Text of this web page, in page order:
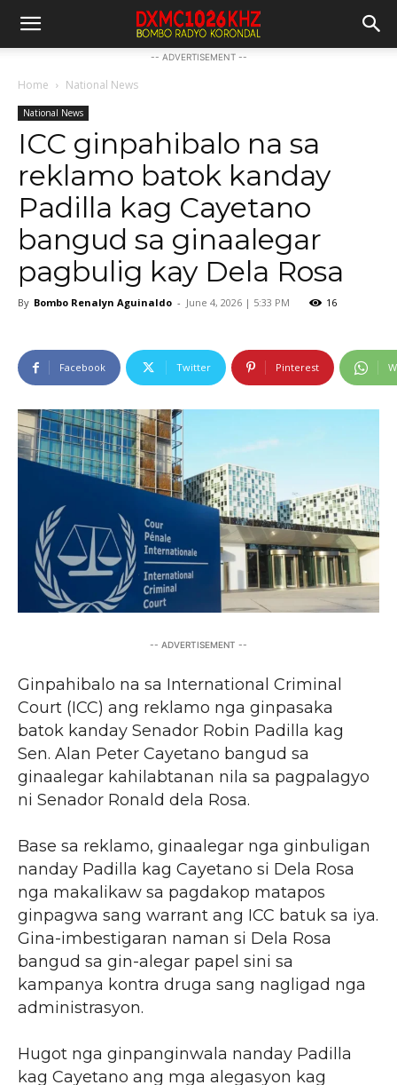
-- ADVERTISEMENT --
Home National News
National News
ICC ginpahibalo na sa
reklamo batok kanday
Padilla kag Cayetano
bangud sa ginaalegar
pagbulig kay Dela Rosa
By Bombo Renalyn Aguinaldo - June 4, 2026 | 5:33 PM 16
Facebook Twitter Pinterest
-- ADVERTISEMENT --
Ginpahibalo na sa International Criminal
Court (ICC) ang reklamo nga ginpasaka
batok kanday Senador Robin Padilla kag
Sen. Alan Peter Cayetano bangud sa
ginaalegar kahilabtanan nila sa pagpalagyo
ni Senador Ronald dela Rosa.
Base sa reklamo, ginaalegar nga ginbuligan
nanday Padilla kag Cayetano si Dela Rosa
nga makalikaw sa pagdakop matapos
ginpagwa sang warrant ang ICC batuk sa iya.
Gina-imbestigaran naman si Dela Rosa
bangud sa gin-alegar papel sini sa
kampanya kontra druga sang nagligad nga
administrasyon.
Hugot nga ginpanginwala nanday Padilla
kag Cayetano ang mga alegasyon kag